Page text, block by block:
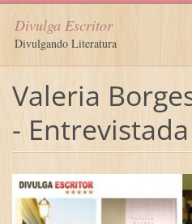
Divulga Escritor
Divulgando Literatura
Valeria
- Entrevistada